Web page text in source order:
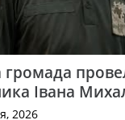
громада
Івана
2026